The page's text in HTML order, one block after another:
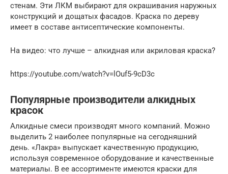
стенам. Эти ЛКМ выбирают для окрашивания наружных
конструкций и дощатых фасадов. Краска по дереву
имеет в составе антисептические компоненты.
На видео: что лучше – алкидная или акриловая краска?
https://youtube.com/watch?v=lOuf5-9cD3c
Популярные производители алкидных
красок
Алкидные смеси производят много компаний. Можно
выделить 2 наиболее популярные на сегодняшний
день. «Лакра» выпускает качественную продукцию,
используя современное оборудование и качественные
материалы. В ее ассортименте имеются краски для